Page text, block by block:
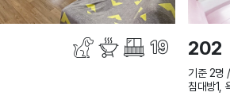
202
기준 2명
침대방1,